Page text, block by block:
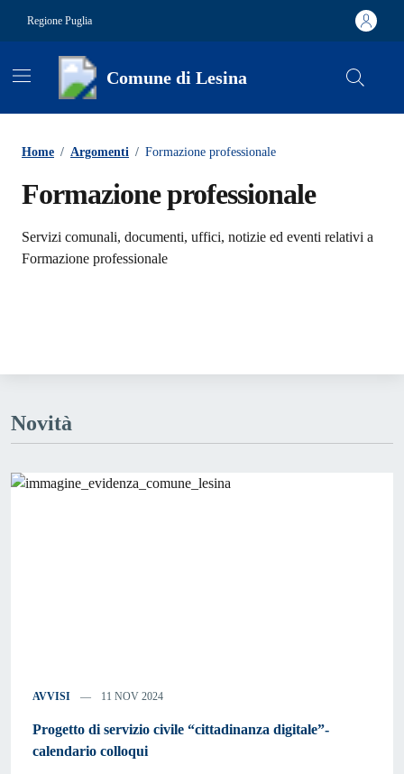
Regione Puglia
Comune di Lesina
Home / Argomenti / Formazione professionale
Formazione professionale
Dettagli dell'argomento
Servizi comunali, documenti, uffici, notizie ed eventi relativi a
Formazione professionale
Novità
AVVISI 11 NOV 2024
Progetto di servizio civile “cittadinanza digitale”-
calendario colloqui